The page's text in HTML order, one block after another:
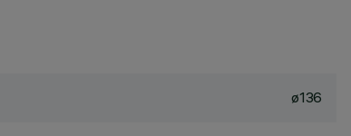
ø136